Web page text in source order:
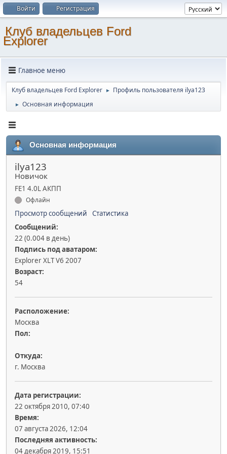
Войти Регистрация
Клуб владельцев Ford
Explorer
Главное меню
Клуб владельцев Ford Explorer ► Профиль пользователя ilya123
► Основная информация
Основная информация
ilya123
Новичок
FE1 4.0L АКПП
Офлайн
Просмотр сообщений
Статистика
Сообщений:
22 (0.004 в день)
Подпись под аватаром:
Explorer XLT V6 2007
Возраст:
54
Расположение:
Москва
Пол:
Откуда:
г. Москва
Дата регистрации:
22 октября 2010, 07:40
Время:
07 августа 2026, 12:04
Последняя активность:
04 декабря 2019, 15:51